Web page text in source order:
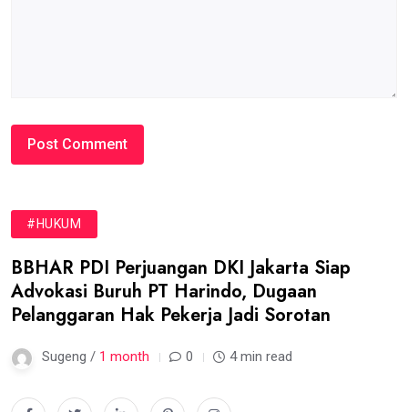
#HUKUM
BBHAR PDI Perjuangan DKI Jakarta Siap
Advokasi Buruh PT Harindo, Dugaan
Pelanggaran Hak Pekerja Jadi Sorotan
Sugeng / 1 month 0 4 min read